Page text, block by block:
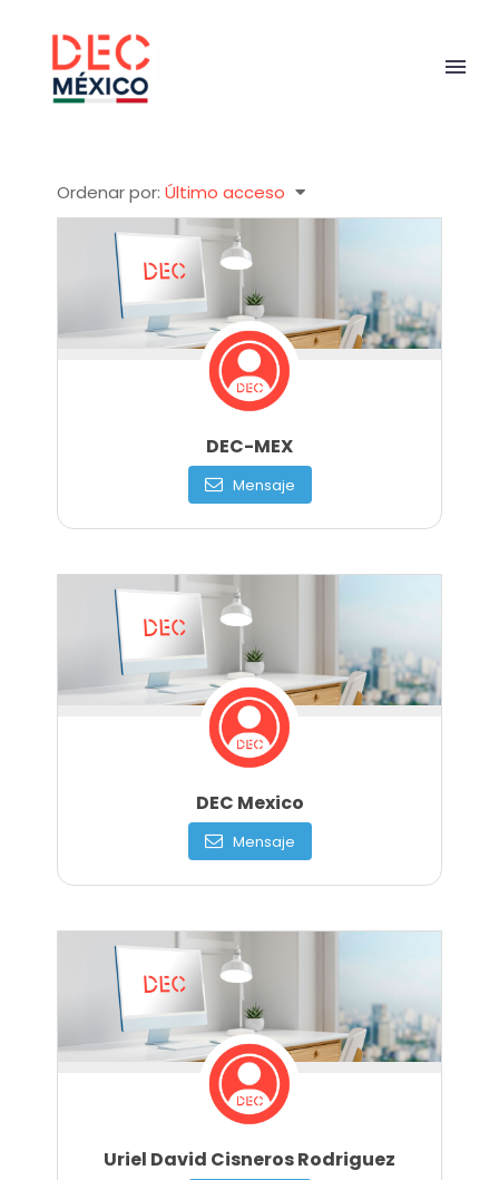
Ordenar por: Último acceso
DEC-MEX
Mensaje
DEC Mexico
Mensaje
Uriel David Cisneros Rodriguez